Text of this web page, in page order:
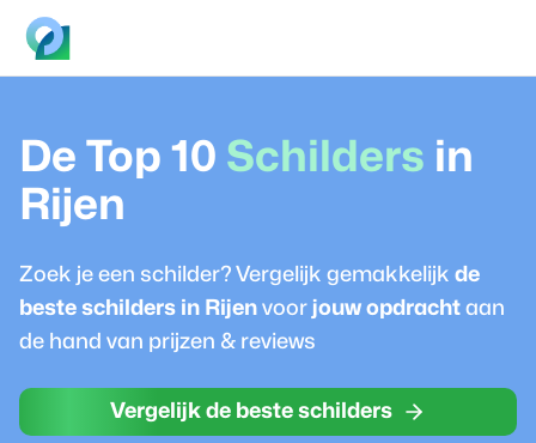
De Top 10 Schilders in
Rijen
Zoek je een schilder? Vergelijk gemakkelijk de
beste schilders in Rijen voor jouw opdracht aan
de hand van prijzen & reviews
Vergelijk de beste schilders